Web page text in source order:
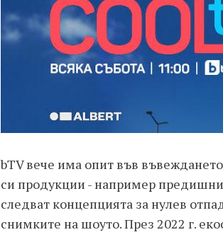
bTV вече има опит във
си продукции - например
следват концепцията за нулев
снимките на шоуто. През 2022 г.